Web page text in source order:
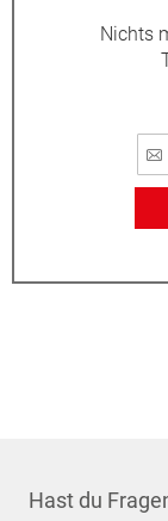
Nichts
Hast du